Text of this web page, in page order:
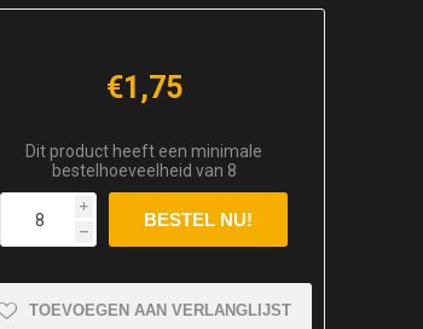
€1,75
Dit product heeft een minimale
bestelhoeveelheid van 8
i
h
TOEVOEGEN AAN VERLANGLIJST